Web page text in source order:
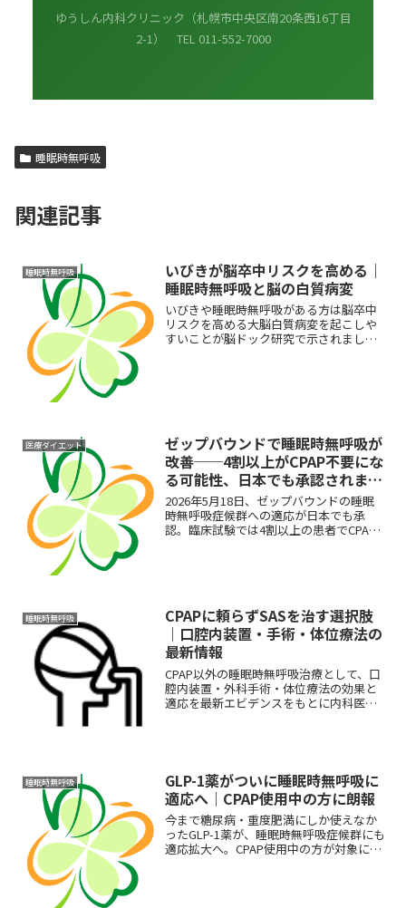
ゆうしん内科クリニック（札幌市中央区南20条西16丁目
2-1） TEL 011-552-7000
睡眠時無呼吸
関連記事
睡眠時無呼吸
いびきが脳卒中リスクを高める｜
睡眠時無呼吸と脳の白質病変
いびきや睡眠時無呼吸がある方は脳卒中
リスクを高める大脳白質病変を起こしや
すいことが脳ドック研究で示されまし
医療ダイエット
ゼップバウンドで睡眠時無呼吸が
改善──4割以上がCPAP不要にな
る可能性、日本でも承認されまし
た
2026年5月18日、ゼップバウンドの睡眠
時無呼吸症候群への適応が日本でも承
認。臨床試験では4割以上の患者でCPAP
睡眠時無呼吸
CPAPに頼らずSASを治す選択肢
｜口腔内装置・手術・体位療法の
最新情報
CPAP以外の睡眠時無呼吸治療として、口
腔内装置・外科手術・体位療法の効果と
適応を最新エビデンスをもとに内科医が
睡眠時無呼吸
GLP-1薬がついに睡眠時無呼吸に
適応へ｜CPAP使用中の方に朗報
今まで糖尿病・重度肥満にしか使えなか
ったGLP-1薬が、睡眠時無呼吸症候群にも
適応拡大へ。CPAP使用中の方が対象にな